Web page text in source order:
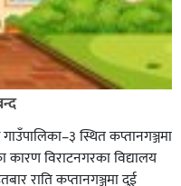
स्थित कप्तानगञ्जमा
विराटनगरका विद्यालय
राति कप्तानगञ्जमा दुई